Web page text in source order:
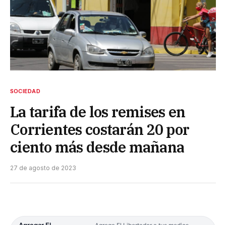
SOCIEDAD
La tarifa de los remises en
Corrientes costarán 20 por
ciento más desde mañana
27 de agosto de 2023